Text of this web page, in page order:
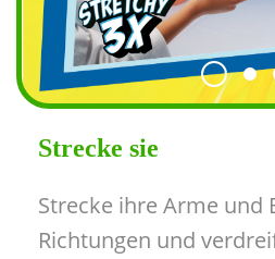
Strecke sie
Strecke ihre Arme und
Richtungen und